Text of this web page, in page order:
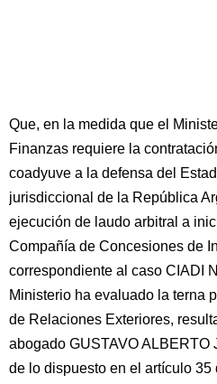
Que, en la medida que el
Finanzas requiere la
coadyuve a la defensa del
jurisdiccional de la República
ejecución de laudo arbitral a
Compañía de Concesiones de
correspondiente al caso CIADI
Ministerio ha evaluado la terna
de Relaciones Exteriores,
abogado GUSTAVO ALBERTO
de lo dispuesto en el artículo 35